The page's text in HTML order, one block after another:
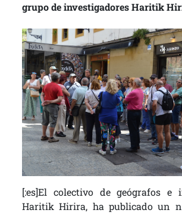
grupo de investigadores Haritik
[:es]El colectivo de geógrafos e
Haritik Hirira, ha publicado un